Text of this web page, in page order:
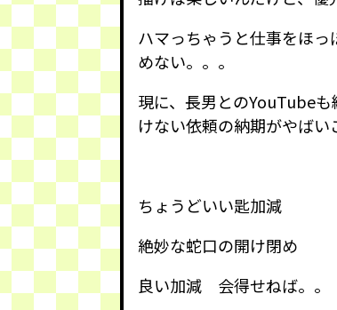
ハマっちゃうと仕事をほ
めない。。。
現に、長男とのYouTube
けない依頼の納期がやばい
ちょうどいい匙加減
絶妙な蛇口の開け閉め
良い加減 会得せねば。。